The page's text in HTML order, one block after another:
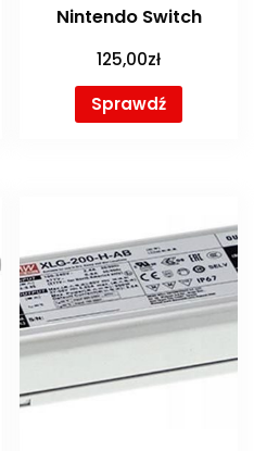
Nintendo Switch
125,00zł
Sprawdź